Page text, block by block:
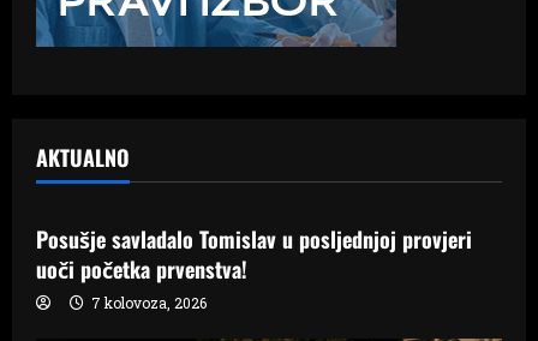
AKTUALNO
Samo Hercegovina
Posušje savladalo Tomislav u posljednjoj provjeri
uoči početka prvenstva!
7 kolovoza, 2026